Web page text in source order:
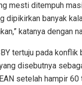
mesti ditempuh
dipikirkan banyak
katanya dengan
tertuju pada konflik
disebutnya
setelah hampir 60